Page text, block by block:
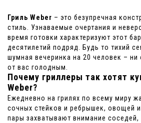
Гриль Weber – это безупречная
стиль. Узнаваемые очертания и
время готовки характеризуют этот
десятилетий подряд. Будь то тихий
шумная вечеринка на 20 человек – ни
от вас голодным.
Почему гриллеры так хотят
Weber?
Ежедневно на грилях по всему миру
сочных стейков и ребрышек, овощей
пары захватывают внимание